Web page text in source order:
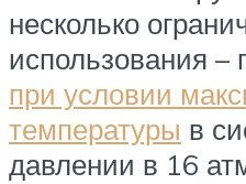
несколько
использования –
при условии
температуры в
давлении в 16